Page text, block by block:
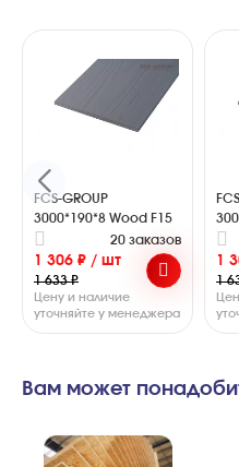
FCS-GROUP
3000*190*8 Wood F15
20 заказов
1 306 ₽ / шт
1 633 ₽
Цену и наличие
уточняйте у менеджера
1
1
Вам может